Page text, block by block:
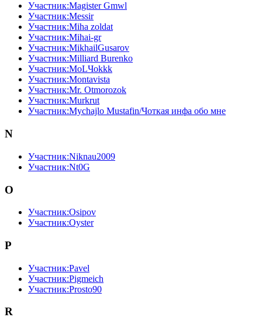
Участник:Magister Gmwl
Участник:Messir
Участник:Miha zoldat
Участник:Mihai-gr
Участник:MikhailGusarov
Участник:Milliard Burenko
Участник:MoLЧokkk
Участник:Montavista
Участник:Mr. Otmorozok
Участник:Murkrut
Участник:Mychajlo Mustafin/Чоткая инфа обо мне
N
Участник:Niknau2009
Участник:Nt0G
O
Участник:Osipov
Участник:Oyster
P
Участник:Pavel
Участник:Pigmeich
Участник:Prosto90
R